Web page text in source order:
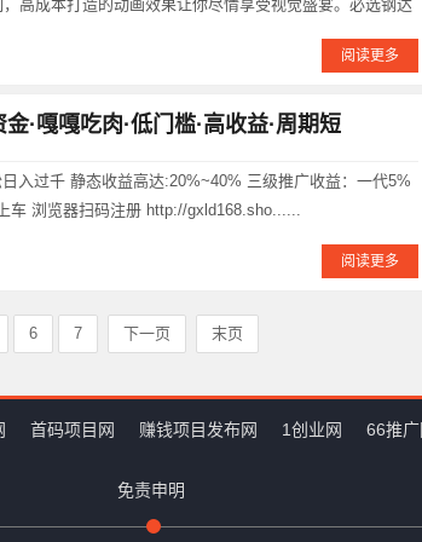
高成本打造的动画效果让你尽情享受视觉盛宴。必选钢达
淘金+小游......
阅读更多
·嘎嘎吃肉·低门槛·高收益·周期短
入过千 静态收益高达:20%~40% 三级推广收益：一代5%
车 浏览器扫码注册 http://gxld168.sho......
阅读更多
6 7 下一页 末页
首码项目网 赚钱项目发布网 1创业网 66推
免责申明